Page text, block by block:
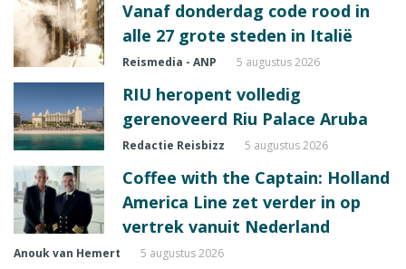
Vanaf donderdag code rood in
alle 27 grote steden in Italië
Reismedia - ANP 5 augustus 2026
RIU heropent volledig
gerenoveerd Riu Palace Aruba
Redactie Reisbizz 5 augustus 2026
Coffee with the Captain: Holland
America Line zet verder in op
vertrek vanuit Nederland
Anouk van Hemert 5 augustus 2026